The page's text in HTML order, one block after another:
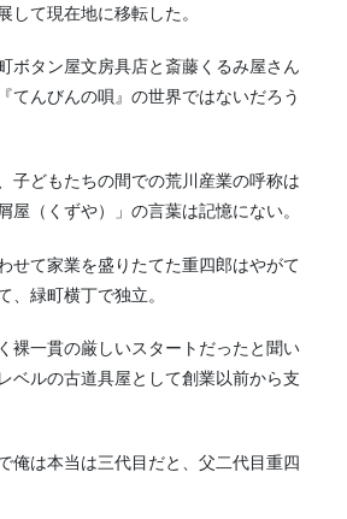
して現在地に移転した。
ボタン屋文房具店と斎藤くるみ屋さん
てんびんの唄』の世界ではないだろう
子どもたちの間での荒川産業の呼称は
屋（くずや）」の言葉は記憶にない。
せて家業を盛りたてた重四郎はやがて
、緑町横丁で独立。
裸一貫の厳しいスタートだったと聞い
ベルの古道具屋として創業以前から支
俺は本当は三代目だと、父二代目重四